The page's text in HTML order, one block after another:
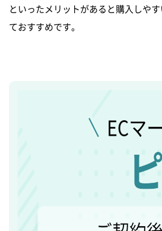
といったメリットがあると購入しや
ておすすめです。